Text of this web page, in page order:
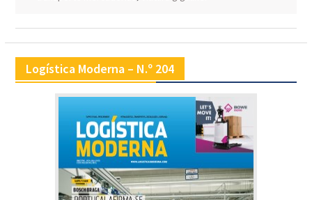
Logística Moderna – N.º 204